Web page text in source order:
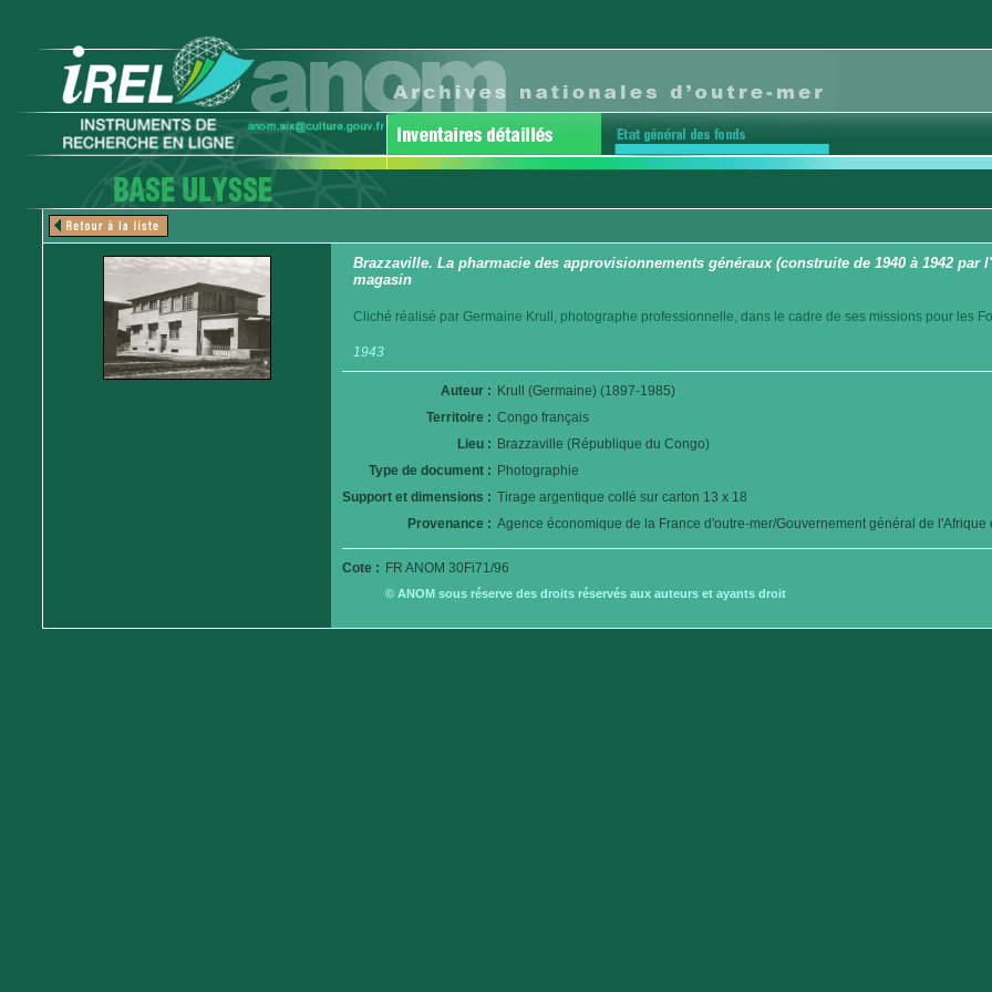
Brazzaville. La pharmacie des approvisionnements généraux (construite de 1940 à 1942 par
magasin
Cliché réalisé par Germaine Krull, photographe professionnelle, dans le cadre de ses missions pour les
1943
Auteur : Krull (Germaine) (1897-1985)
Territoire : Congo français
Lieu : Brazzaville (République du Congo)
Type de document : Photographie
Support et dimensions : Tirage argentique collé sur carton 13 x 18
Provenance : Agence économique de la France d'outre-mer/Gouvernement général de l'Afrique
Cote : FR ANOM 30Fi71/96
© ANOM sous réserve des droits réservés aux auteurs et ayants droit